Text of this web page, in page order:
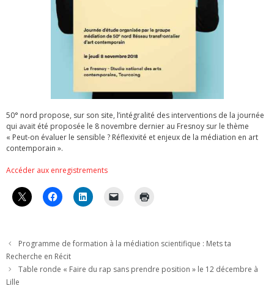
50° nord propose, sur son site, l’intégralité des interventions de la journée
qui avait été proposée le 8 novembre dernier au Fresnoy sur le thème
« Peut-on évaluer le sensible ? Réflexivité et enjeux de la médiation en art
contemporain ».
Accéder aux enregistrements
Programme de formation à la médiation scientifique : Mets ta
Recherche en Récit
Table ronde « Faire du rap sans prendre position » le 12 décembre à
Lille